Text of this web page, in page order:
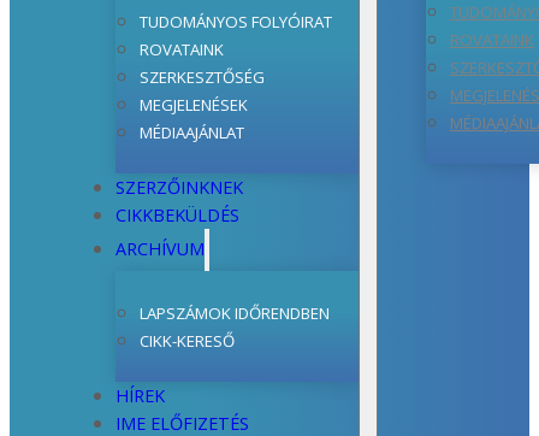
TUDOMÁNYOS FOLYÓIRAT
ROVATAINK
SZERKESZTŐSÉG
MEGJELENÉSEK
MÉDIAAJÁNLAT
SZERZŐINKNEK
CIKKBEKÜLDÉS
ARCHÍVUM
LAPSZÁMOK IDŐRENDBEN
CIKK-KERESŐ
HÍREK
IME ELŐFIZETÉS
ROVATAINK